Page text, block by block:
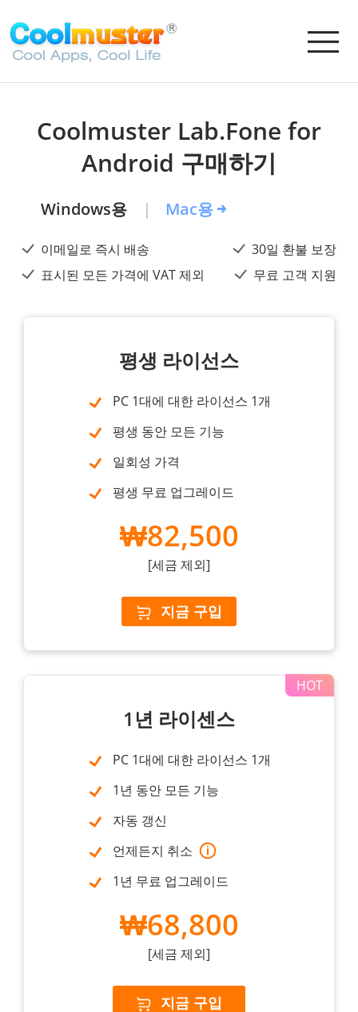
Coolmuster Lab.Fone for
Android 구매하기
Windows용 Mac용
이메일로 즉시 배송
30일 환불 보장
표시된 모든 가격에 VAT 제외
무료 고객 지원
평생 라이선스
PC 1대에 대한 라이선스 1개
평생 동안 모든 기능
일회성 가격
평생 무료 업그레이드
₩82,500
[세금 제외]
지금 구입
1년 라이센스
PC 1대에 대한 라이선스 1개
1년 동안 모든 기능
자동 갱신
언제든지 취소
1년 무료 업그레이드
₩68,800
[세금 제외]
지금 구입